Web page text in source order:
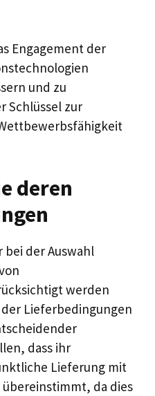
Engagement der
und zu
Schlüssel zur
deren
bei der Auswahl
werden
Lieferbedingungen
dass ihr
Lieferung mit
da dies